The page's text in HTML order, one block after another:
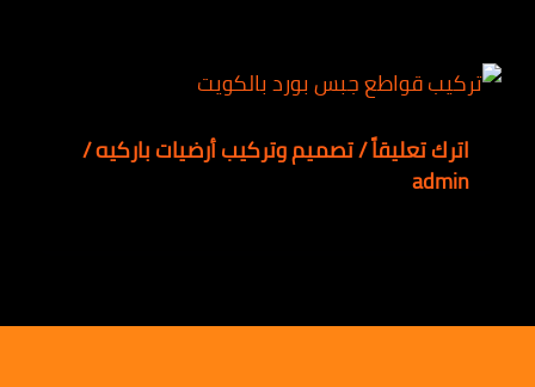
اترك تعليقاً/تصميم وتركيب أرضيات باركيه/
admin